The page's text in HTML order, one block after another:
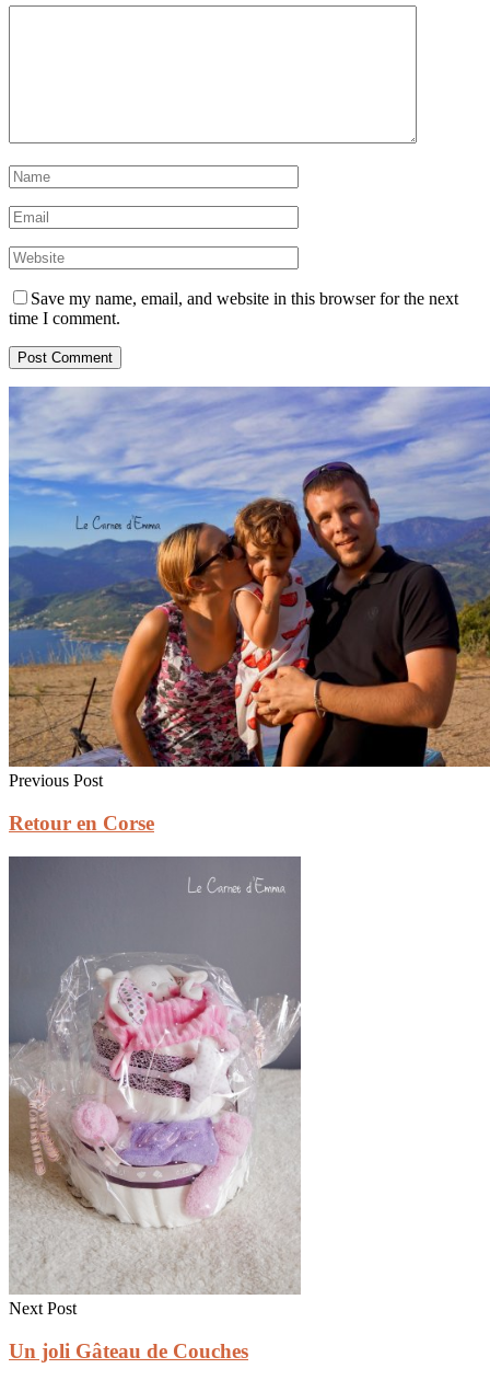
Save my name, email, and website in this browser for the next
time I comment.
Previous Post
Retour en Corse
Next Post
Un joli Gâteau de Couches